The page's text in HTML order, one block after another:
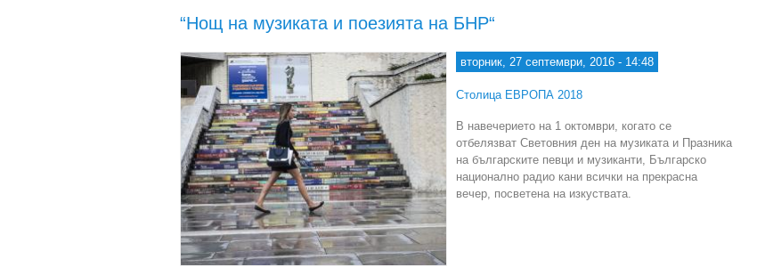
“Нощ на музиката и поезията на БНР“
вторник, 27 септември, 2016 - 14:48
Столица ЕВРОПА 2018
В навечерието на 1 октомври, когато се
отбелязват Световния ден на музиката и Празника
на българските певци и музиканти, Българско
национално радио кани всички на прекрасна
вечер, посветена на изкуствата.